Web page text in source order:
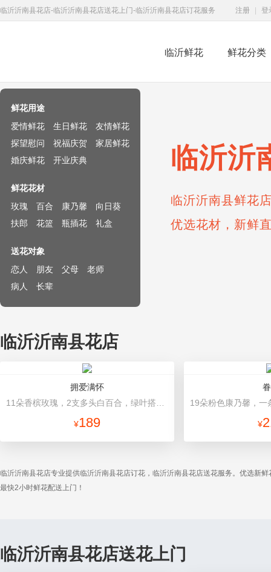
临沂沂南县花店-临沂沂南县花店送花上门-临沂沂南县花店订花服务 注册 登
临沂鲜花 鲜花分类
临沂沂
临沂沂南县鲜花
优选花材，新鲜
鲜花用途
爱情鲜花
生日鲜花
友情鲜花
探望慰问
祝福庆贺
家居鲜花
婚庆鲜花
开业庆典
鲜花花材
玫瑰
百合 康乃馨
向日葵
扶郎
花篮 瓶插花 礼盒
送花对象
恋人
朋友 父母
老师
病人
长辈
临沂沂南县花店
拥爱满怀
¥189 ¥
临沂沂南县花店专业提供临沂沂南县花店订花，临沂沂南县花店送花服务。优选新
最快2小时鲜花配送上门！
临沂沂南县花店送花上门